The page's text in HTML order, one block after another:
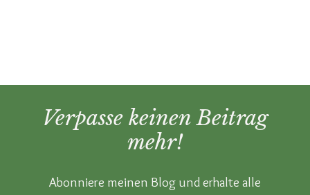
Verpasse keinen Beitrag
mehr!
Abonniere meinen Blog und erhalte alle